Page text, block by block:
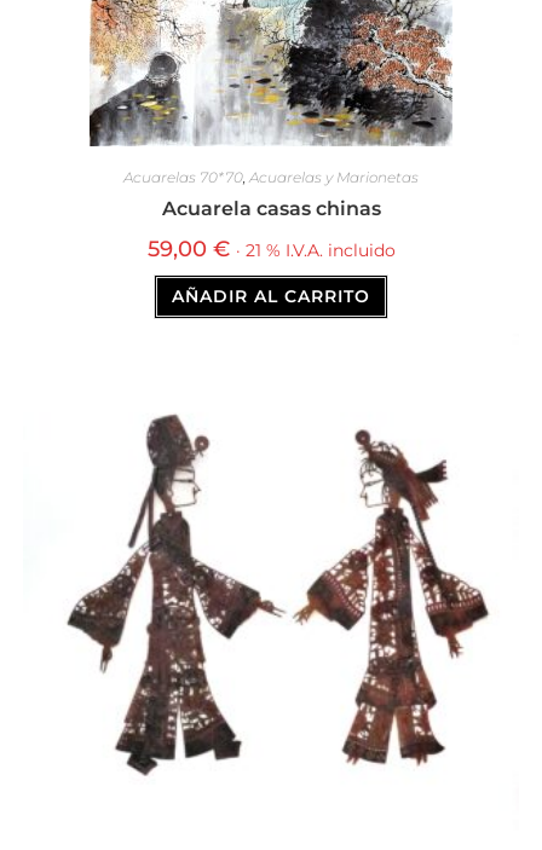
Acuarelas 70*70 Acuarelas y Marionetas
Acuarela casas chinas
59,00 € · 21 % I.V.A. incluido
AÑADIR AL CARRITO